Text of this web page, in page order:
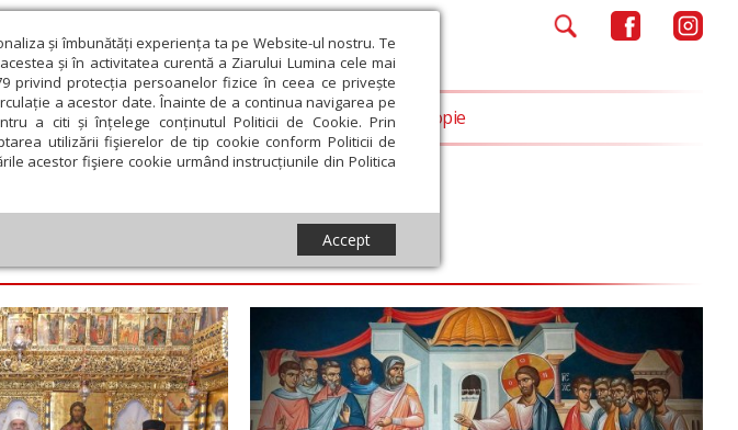
și îmbunătăți experiența ta pe Website-ul nostru. Te
și în activitatea curentă a Ziarului Lumina cele mai
privind protecția persoanelor fizice în ceea ce privește
a acestor date. Înainte de a continua navigarea pe
a citi și înțelege conținutul Politicii de Cookie. Prin
utilizării fişierelor de tip cookie conform Politicii de
acestor fişiere cookie urmând instrucțiunile din Politica
Accept
și Cultură Societate Opinii Filantropie